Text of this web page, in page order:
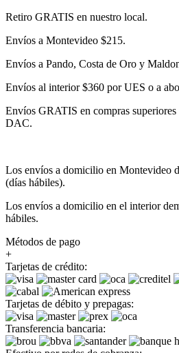
Retiro GRATIS en nuestro local.
Envíos a Montevideo $215.
Envíos a Pando, Costa de Oro y
Envíos al interior $360 por UES o a
Envíos GRATIS en compras
DAC.
Los envíos a domicilio en Montevideo
(días hábiles).
Los envíos a domicilio en el interior
hábiles.
Métodos de pago
+
Tarjetas de crédito:
Tarjetas de débito y prepagas:
Transferencia bancaria: